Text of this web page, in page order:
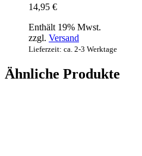
14,95 €
Enthält 19% Mwst.
zzgl. Versand
Lieferzeit: ca. 2-3 Werktage
Ähnliche Produkte